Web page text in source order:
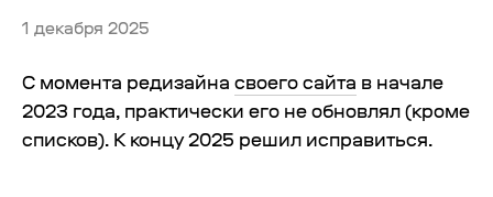
1 декабря 2025
С момента редизайна своего сайта в начале
2023 года, практически его не обновлял (кроме
списков). К концу 2025 решил исправиться.